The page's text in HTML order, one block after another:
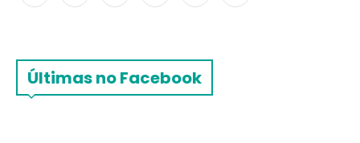
Últimas no Facebook